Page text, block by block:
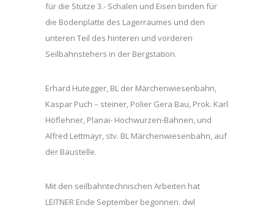
für die Stütze 3.- Schalen und Eisen binden für
die Bodenplatte des Lagerraumes und den
unteren Teil des hinteren und vorderen
Seilbahnstehers in der Bergstation.
Erhard Hutegger, BL der Märchenwiesenbahn,
Kaspar Puch – steiner, Polier Gera Bau, Prok. Karl
Höflehner, Planai- Hochwurzen-Bahnen, und
Alfred Lettmayr, stv. BL Märchenwiesenbahn, auf
der Baustelle.
Mit den seilbahntechnischen Arbeiten hat
LEITNER Ende September begonnen. dwl